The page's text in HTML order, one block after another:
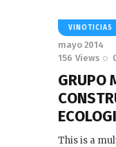
VINOTICIAS
mayo 2014
156 Views
GRUPO
This is a